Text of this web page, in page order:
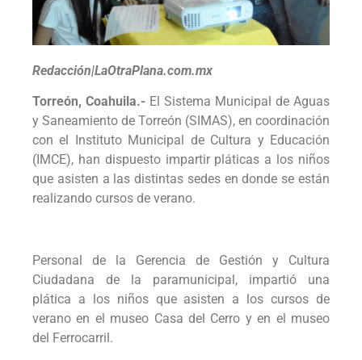
Redacción|LaOtraPlana.com.mx
Torreón, Coahuila.- El Sistema Municipal de Aguas
y Saneamiento de Torreón (SIMAS), en coordinación
con el Instituto Municipal de Cultura y Educación
(IMCE), han dispuesto impartir pláticas a los niños
que asisten a las distintas sedes en donde se están
realizando cursos de verano.
Personal de la Gerencia de Gestión y Cultura
Ciudadana de la paramunicipal, impartió una
plática a los niños que asisten a los cursos de
verano en el museo Casa del Cerro y en el museo
del Ferrocarril.